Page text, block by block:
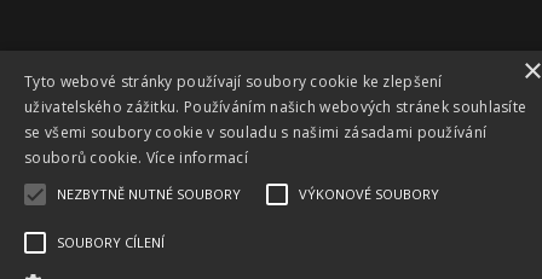
Všechna práva vyhrazena © 2026 -
fotbalgolfová asociace z.s. - CFGA
×
Tyto webové stránky používají soubory cookie ke zlepšení
uživatelského zážitku. Používáním našich webových stránek souhlasíte
se všemi soubory cookie v souladu s našimi zásadami používání
souborů cookie. Více informací
NEZBYTNĚ NUTNÉ SOUBORY VÝKONOVÉ SOUBORY
SOUBORY CÍLENÍ